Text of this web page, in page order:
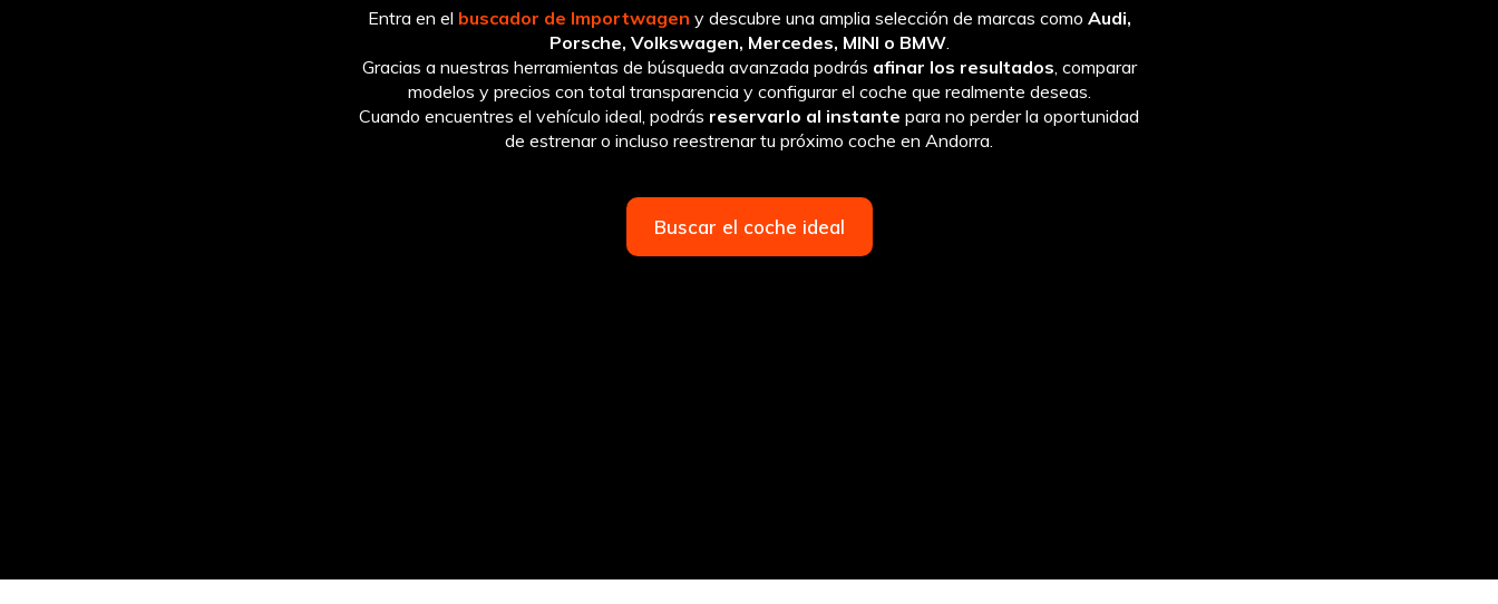
Entra en el buscador de Importwagen y descubre una amplia selección de marcas como Audi,
Porsche, Volkswagen, Mercedes, MINI o BMW.
Gracias a nuestras herramientas de búsqueda avanzada podrás afinar los resultados, comparar
modelos y precios con total transparencia y configurar el coche que realmente deseas.
Cuando encuentres el vehículo ideal, podrás reservarlo al instante para no perder la oportunidad
de estrenar o incluso reestrenar tu próximo coche en Andorra.
Buscar el coche ideal